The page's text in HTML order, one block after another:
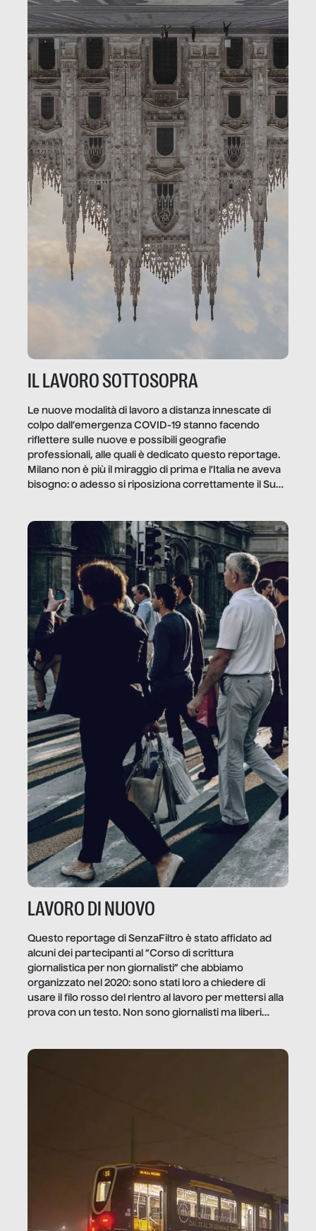
IL LAVORO SOTTOSOPRA
Le nuove modalità di lavoro a distanza innescate di
colpo dall’emergenza COVID-19 stanno facendo
riflettere sulle nuove e possibili geografie
professionali, alle quali è dedicato questo reportage.
Milano non è più il miraggio di prima e l’Italia ne aveva
bisogno: o adesso si riposiziona correttamente il Sud
LAVORO DI NUOVO
Questo reportage di SenzaFiltro è stato affidato ad
alcuni dei partecipanti al “Corso di scrittura
giornalistica per non giornalisti” che abbiamo
organizzato nel 2020: sono stati loro a chiedere di
usare il filo rosso del rientro al lavoro per mettersi alla
prova con un testo. Non sono giornalisti ma liberi